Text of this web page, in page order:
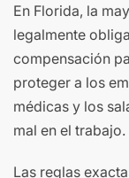
En Florida, la
legalmente
compensación
proteger a los
médicas y los
mal en el trabajo.
Las reglas